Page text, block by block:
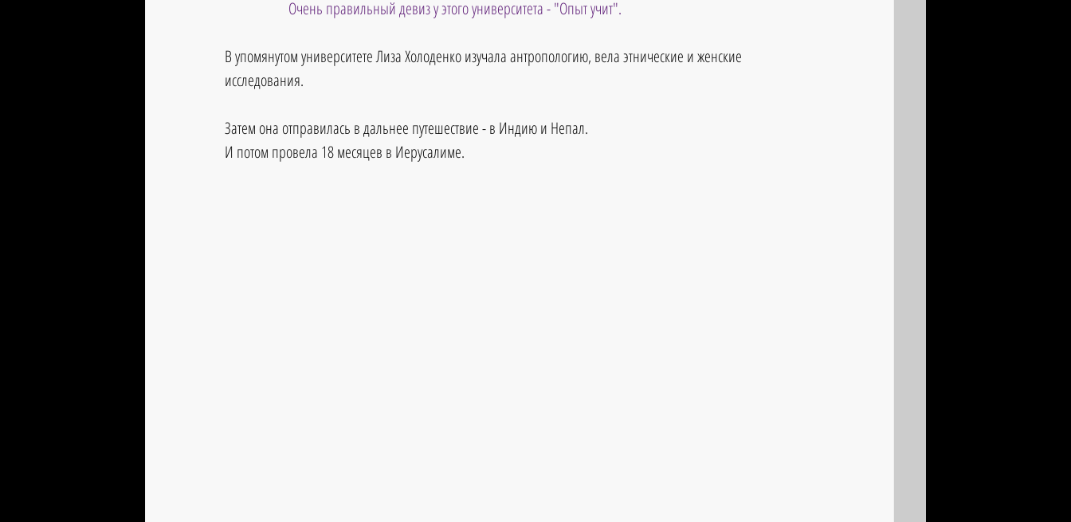
Очень правильный девиз у этого университета - "Опыт учит".
В упомянутом университете Лиза Холоденко изучала антропологию, вела этнические и женские
исследования.
Затем она отправилась в дальнее путешествие - в Индию и Непал.
И потом провела 18 месяцев в Иерусалиме.